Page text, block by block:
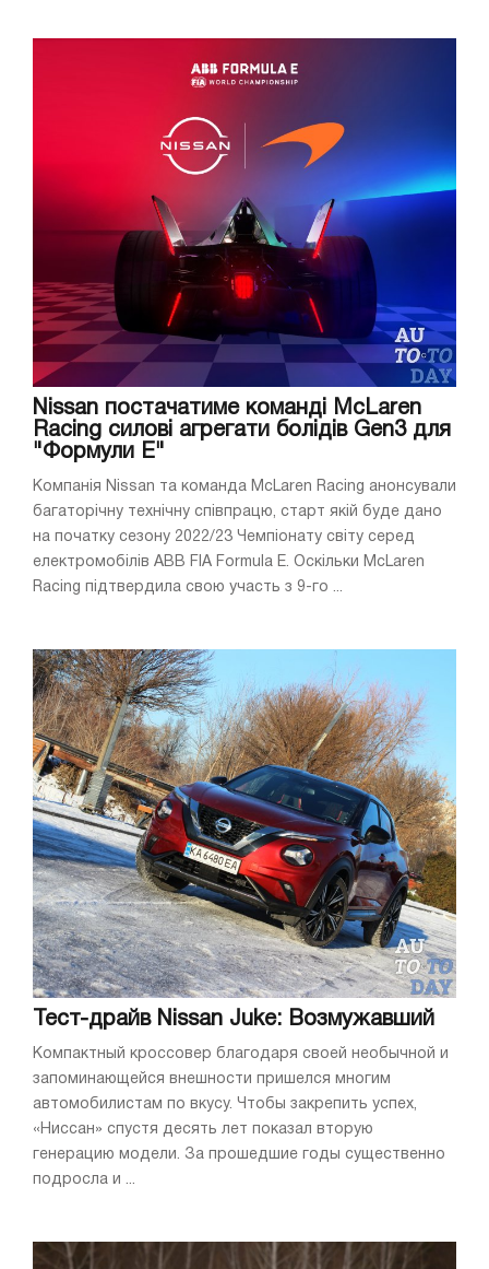
Nissan постачатиме команді McLaren
Racing силові агрегати болідів Gen3 для
"Формули E"
Компанія Nissan та команда McLaren Racing анонсували
багаторічну технічну співпрацю, старт якій буде дано
на початку сезону 2022/23 Чемпіонату світу серед
електромобілів ABB FIA Formula E. Оскільки McLaren
Racing підтвердила свою участь з 9-го ...
Тест-драйв Nissan Juke: Возмужавший
Компактный кроссовер благодаря своей необычной и
запоминающейся внешности пришелся многим
автомобилистам по вкусу. Чтобы закрепить успех,
«Ниссан» спустя десять лет показал вторую
генерацию модели. За прошедшие годы существенно
подросла и ...